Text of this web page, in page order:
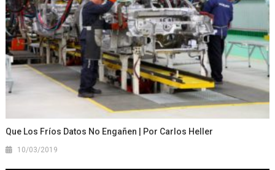
Que Los Fríos Datos No Engañen | Por Carlos Heller
10/03/2019